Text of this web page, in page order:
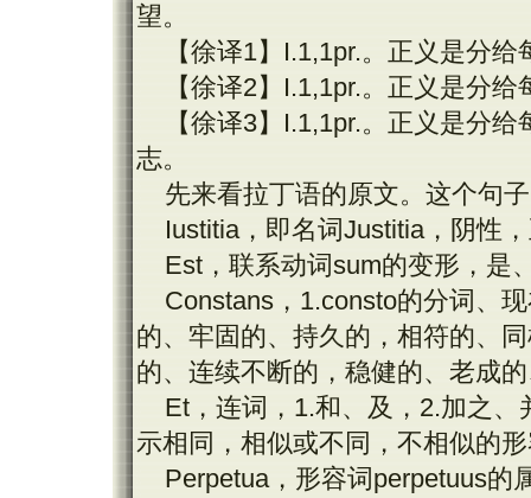
望。
【徐译1】 I.1,1pr.。正义是分给
【徐译2】 I.1,1pr.。正义是分给
【徐译3】 I.1,1pr.。正义是分给
志。
先来看拉丁语的原文。这个句
Iustitia，即名词Justitia，阴性
Est ，联系动词sum的变形，是
Constans ， 1.consto的分词、
的、牢固的、持久的，相符的、
的、连续不断的，稳健的、老成
Et ，连词， 1.和、及， 2.加之、
示相同，相似或不同，不相似的
Perpetua，形容词perpetuus的